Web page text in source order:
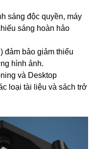
sáng độc quyền, máy
sáng hoàn hảo
đảm bảo giảm thiểu
hình ảnh.
và Desktop
loại tài liệu và sách trở